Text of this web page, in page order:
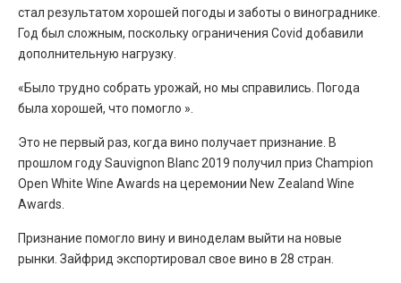
стал результатом хорошей погоды и заботы о винограднике.
Год был сложным, поскольку ограничения Covid добавили
дополнительную нагрузку.
«Было трудно собрать урожай, но мы справились. Погода
была хорошей, что помогло ».
Это не первый раз, когда вино получает признание. В
прошлом году Sauvignon Blanc 2019 получил приз Champion
Open White Wine Awards на церемонии New Zealand Wine
Awards.
Признание помогло вину и виноделам выйти на новые
рынки. Зайфрид экспортировал свое вино в 28 стран.